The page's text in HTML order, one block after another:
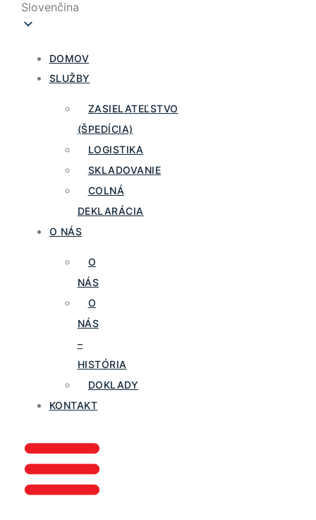
Slovenčina
DOMOV
SLUŽBY
ZASIELATEĽSTVO
(ŠPEDÍCIA)
LOGISTIKA
SKLADOVANIE
COLNÁ
DEKLARÁCIA
O NÁS
O
NÁS
O
NÁS
–
HISTÓRIA
DOKLADY
KONTAKT